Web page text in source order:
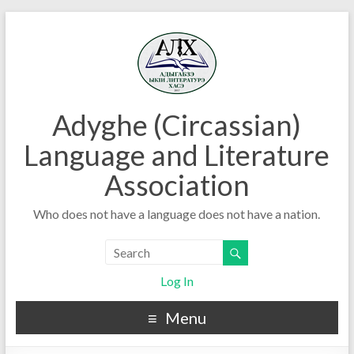
Adyghe (Circassian)
Language and Literature
Association
Who does not have a language does not have a nation.
Log In
Menu